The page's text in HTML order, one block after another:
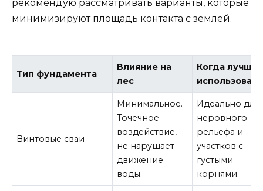
рекомендую рассматривать варианты, которые
минимизируют площадь контакта с землей.
Тип фундамента
Влияние на
лес
Когда лучше
использовать
Винтовые сваи
Минимальное.
Точечное
воздействие,
не нарушает
движение
воды.
Идеально для
неровного
рельефа и
участков с
густыми
корнями.